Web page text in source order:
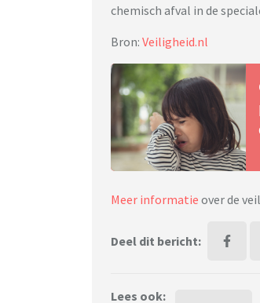
chemisch afval in de
Bron: Veiligheid.nl
Meer informatie over de
Deel dit bericht:
Lees ook: